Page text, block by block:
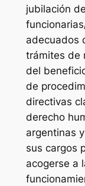
jubilación
adecuados
trámites de
del
de
directivas
derecho
argentinas
sus cargos
acogerse a